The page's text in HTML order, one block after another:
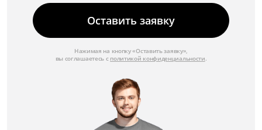
Оставить заявку
Нажимая на кнопку «Оставить заявку»,
вы соглашаетесь с политикой конфиденциальности.